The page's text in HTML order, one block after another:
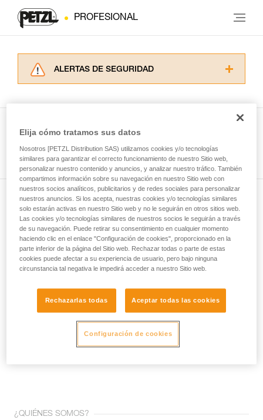
PROFESIONAL
ALERTAS DE SEGURIDAD
Dominar estas técnicas requiere una formación
y un entrenamiento específico. Confirme a
través de un profesional su capacidad para
ejecutar estas técnicas, solo y con total
seguridad, antes de ejecutarlas de forma
autónoma.
Damos ejemplos de técnicas relacionadas con
su actividad. Pueden existir otras que no
describimos aquí.
Ver todas las técnicas
Suscríbase al boletín
y mantente conectado con nuestras noticias
Email *
¡Únete a la comunidad!
¿QUIÉNES SOMOS?
Elija cómo tratamos sus datos
Nosotros [PETZL Distribution SAS) utilizamos cookies y/o tecnologías
similares para garantizar el correcto funcionamiento de nuestro Sitio web,
personalizar nuestro contenido y anuncios, y analizar nuestro tráfico. También
compartimos información sobre su navegación en nuestro Sitio web con
nuestros socios analíticos, publicitarios y de redes sociales para personalizar
nuestros anuncios. Si los acepta, nuestras cookies y/o tecnologías similares
solo estarán activas en nuestro Sitio web y no le seguirán en otros sitios web.
Las cookies y/o tecnologías similares de nuestros socios le seguirán a través
de su navegación. Puede retirar su consentimiento en cualquier momento
haciendo clic en el enlace "Configuración de cookies", proporcionado en la
parte inferior de la página del Sitio web. Rechazar todas o parte de estas
cookies puede afectar a su experiencia de usuario, pero bajo ninguna
circunstancia tal negativa le impedirá acceder a nuestro Sitio web.
Rechazarlas todas Aceptar todas las cookies
Configuración de cookies